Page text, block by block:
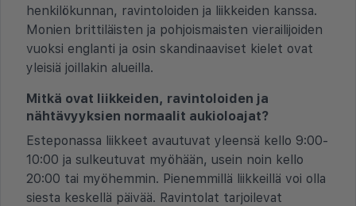
henkilökunnan, ravintoloiden ja liikkeiden kanssa.
Monien brittiläisten ja pohjoismaisten vierailijoiden
vuoksi englanti ja osin skandinaaviset kielet ovat
yleisiä joillakin alueilla.
Mitkä ovat liikkeiden, ravintoloiden ja
nähtävyyksien normaalit aukioloajat?
Esteponassa liikkeet avautuvat yleensä kello 9:00-
10:00 ja sulkeutuvat myöhään, usein noin kello
20:00 tai myöhemmin. Pienemmillä liikkeillä voi olla
siesta keskellä päivää. Ravintolat tarjoilevat